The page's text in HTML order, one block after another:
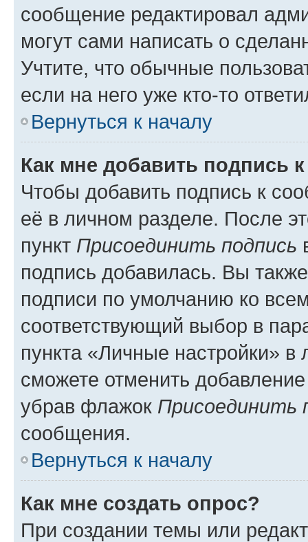
сообщение редактировал
могут сами написать о
Учтите, что обычные
если на него уже кто-то
Вернуться к началу
Как мне добавить подпись
Чтобы добавить подпись к
её в личном разделе. После
пункт Присоединить подпись
подпись добавилась. Вы
подписи по умолчанию ко
соответствующий выбор в
пункта «Личные настройки»
сможете отменить
убрав флажок Присоединить
сообщения.
Вернуться к началу
Как мне создать опрос?
При создании темы или